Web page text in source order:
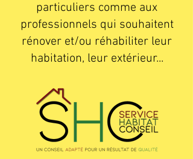
particuliers comme aux
professionnels qui souhaitent
rénover et/ou réhabiliter leur
habitation, leur extérieur...